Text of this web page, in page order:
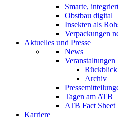
Smarte,
Obstbau digital
Insekten als
Verpackungen
Aktuelles und Presse
News
Veranstaltungen
Rückblick
Archiv
Tagen am ATB
ATB Fact Sheet
Karriere